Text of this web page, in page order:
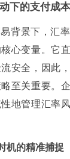
下的支付成
背景下，汇
心变量。它
安全，因此
至关重要。
地管理汇率
机的精准捕捉